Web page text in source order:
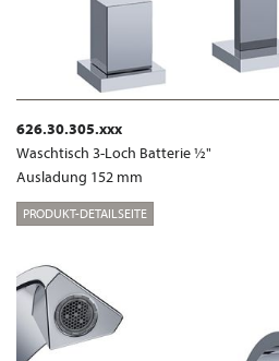
626.30.305.xxx
Waschtisch 3-Loch Batterie ½"
Ausladung 152 mm
PRODUKT-DETAILSEITE